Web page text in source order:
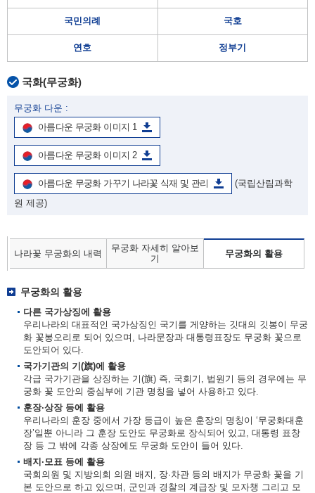
국민의례 국호
연호 정부기
국화(무궁화)
무궁화 다운 :
아름다운 무궁화 이미지 1
아름다운 무궁화 이미지 2
아름다운 무궁화 가꾸기 나라꽃 식재 및 관리
(국립산림과학
원 제공)
나라꽃 무궁화의 내력
무궁화 자세히 알아보
기
무궁화의 활용
무궁화의 활용
다른 국가상징에 활용
우리나라의 대표적인 국가상징인 국기를 게양하는 깃대의 깃봉이 무궁
화 꽃봉오리로 되어 있으며, 나라문장과 대통령표장도 무궁화 꽃으로
도안되어 있다.
국가기관의 기(旗)에 활용
각급 국가기관을 상징하는 기(旗) 즉, 국회기, 법원기 등의 경우에는 무
궁화 꽃 도안의 중심부에 기관 명칭을 넣어 사용하고 있다.
훈장·상장 등에 활용
우리나라의 훈장 중에서 가장 등급이 높은 훈장의 명칭이 ‘무궁화대훈
장’일뿐 아니라 그 훈장 도안도 무궁화로 장식되어 있고, 대통령 표창
장 등 그 밖에 각종 상장에도 무궁화 도안이 들어 있다.
배지·모표 등에 활용
국회의원 및 지방의회 의원 배지, 장·차관 등의 배지가 무궁화 꽃을 기
본 도안으로 하고 있으며, 군인과 경찰의 계급장 및 모자챙 그리고 모